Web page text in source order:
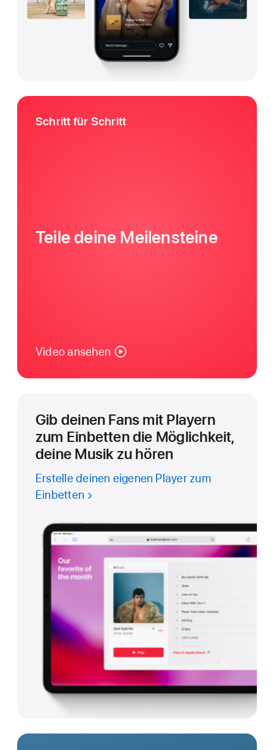
Schritt für Schritt
Teile deine Meilensteine
Video ansehen
Gib deinen Fans mit Playern
zum Einbetten die Möglichkeit,
deine Musik zu hören
Erstelle deinen eigenen Player zum
Einbetten